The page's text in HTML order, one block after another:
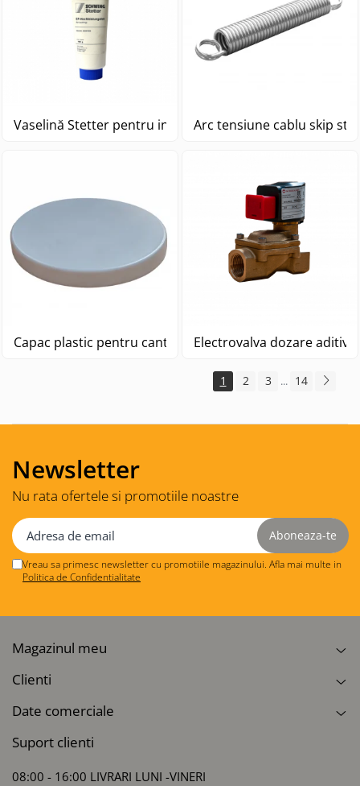
Vaselină Stetter pentru inel autobetonieră
Arc tensiune cablu skip
Capac plastic pentru cantar cimentElectrovalva dozare aditiv
1 2 3 ... 14
Newsletter
Nu rata ofertele si promotiile noastre
Vreau sa primesc newsletter cu promotiile magazinului. Afla mai multe in
Politica de Confidentialitate
Magazinul meu
Clienti
Date comerciale
Suport clienti
08:00 - 16:00 LIVRARI LUNI -VINERI